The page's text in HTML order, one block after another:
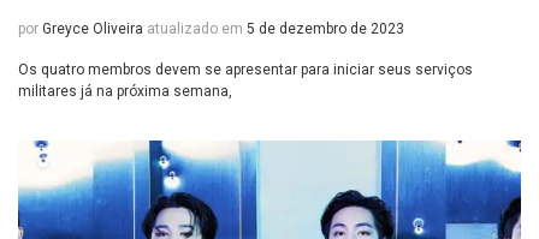
por Greyce Oliveira atualizado em 5 de dezembro de 2023
Os quatro membros devem se apresentar para iniciar seus serviços
militares já na próxima semana,